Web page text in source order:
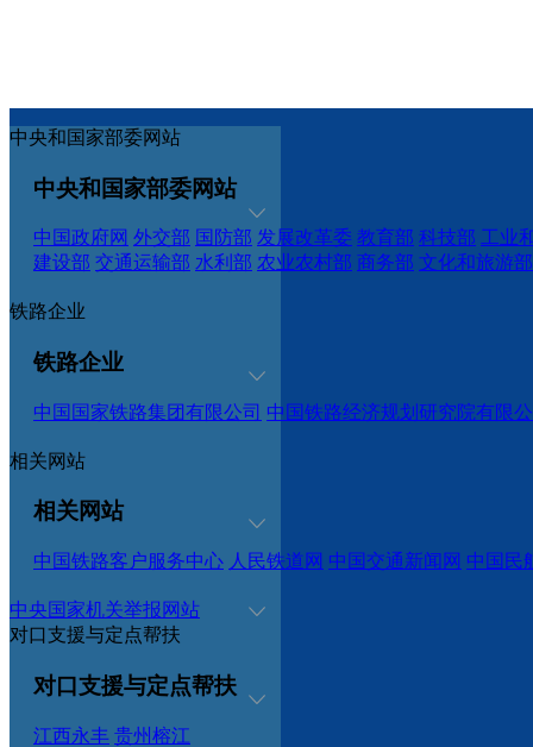
中央和国家部委网站
中央和国家部委网站
中国政府网 外交部 国防部 发展改革委 教育部 科技部 工业
建设部 交通运输部 水利部 农业农村部 商务部 文化和旅游部
铁路企业
铁路企业
中国国家铁路集团有限公司 中国铁路经济规划研究院有限
相关网站
相关网站
中国铁路客户服务中心 人民铁道网 中国交通新闻网 中国民
中央国家机关举报网站
对口支援与定点帮扶
对口支援与定点帮扶
江西永丰 贵州榕江